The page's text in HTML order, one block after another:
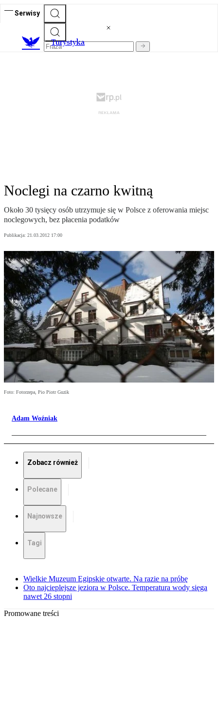
Serwisy
Turystyka
Noclegi na czarno kwitną
Około 30 tysięcy osób utrzymuje się w Polsce z oferowania miejsc
noclegowych, bez płacenia podatków
Publikacja: 21.03.2012 17:00
Foto: Fotorzepa, Pio Piotr Guzik
Adam Woźniak
Zobacz również
Polecane
Najnowsze
Tagi
Wielkie Muzeum Egipskie otwarte. Na razie na próbę
Oto najcieplejsze jeziora w Polsce. Temperatura wody sięga
nawet 26 stopni
Promowane treści